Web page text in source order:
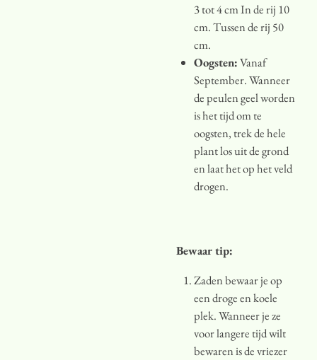
3 tot 4 cm In de rij 10
cm. Tussen de rij 50
cm.
Oogsten:Vanaf
September.Wanneer
de peulen geel worden
is het tijd om te
oogsten, trek de hele
plant los uit de grond
en laat het op het veld
drogen.
Bewaar tip:
Zaden bewaar je op
een droge en koele
plek. Wanneer je ze
voor langere tijd wilt
bewaren is de vriezer